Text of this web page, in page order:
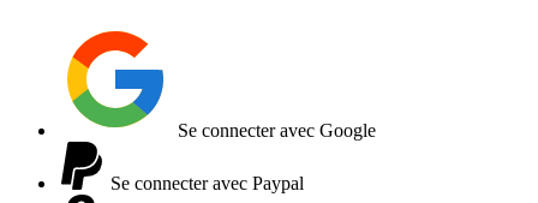
Se connecter avec Google
Se connecter avec Paypal